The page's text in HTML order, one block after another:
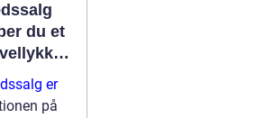
du et
er
på